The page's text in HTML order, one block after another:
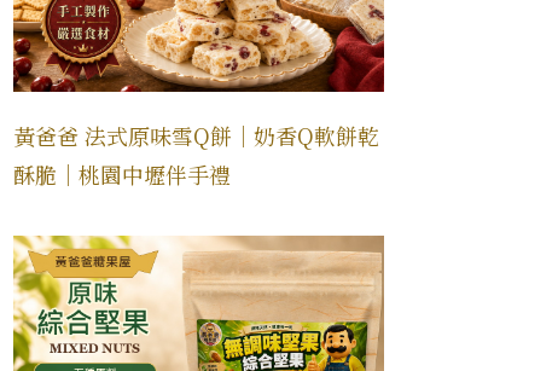
黃爸爸 法式原味雪Q餅｜奶香Q軟餅乾
酥脆｜桃園中壢伴手禮